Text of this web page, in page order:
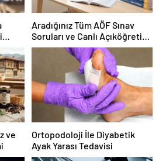
Aradığınız Tüm AÖF Sınav
Soruları ve Canlı Açıköğretim
Forumu Burada
ve
Ortopodoloji İle Diyabetik
Ayak Yarası Tedavisi